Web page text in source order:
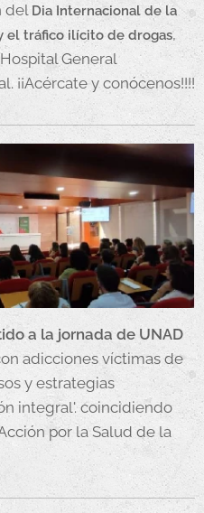
del Dia Internacional de la
el tráfico ilícito de drogas,
General
¡¡Acércate y conócenos!!!!
a la jornada de UNAD
adicciones víctimas de
y estrategias
integral'. coincidiendo
por la Salud de la